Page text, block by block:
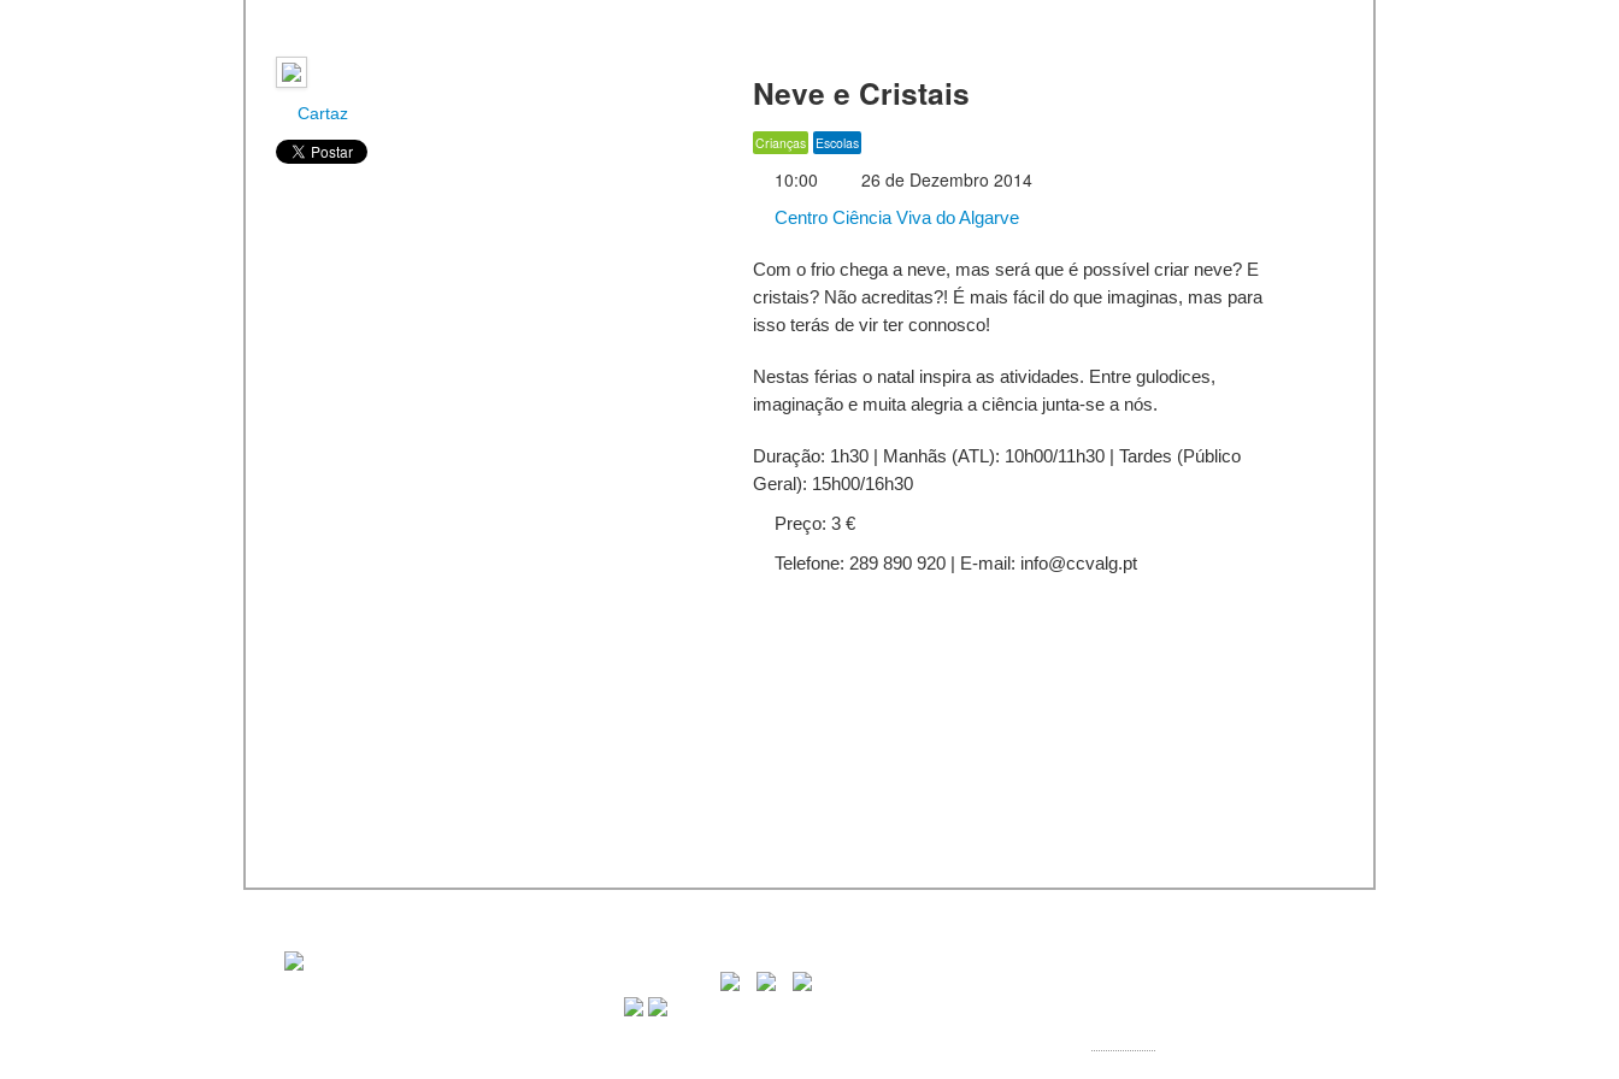
Cartaz Neve e Cristais
Crianças Escolas
10:00 26 de Dezembro 2014
Centro Ciência Viva do Algarve
Com o frio chega a neve, mas será que é possível criar neve? E
cristais? Não acreditas?! É mais fácil do que imaginas, mas para
isso terás de vir ter connosco!
Nestas férias o natal inspira as atividades. Entre gulodices,
imaginação e muita alegria a ciência junta-se a nós.
Duração: 1h30 | Manhãs (ATL): 10h00/11h30 | Tardes (Público
Geral): 15h00/16h30
Preço: 3 €
Telefone: 289 890 920 | E-mail: info@ccvalg.pt